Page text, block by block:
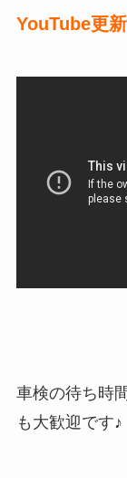
YouTube更
車検の待ち時
も大歓迎です♪